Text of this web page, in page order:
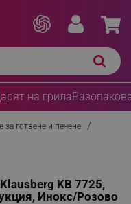
на грила
за готвене и печене
KB 7725,
Инокс/Розово